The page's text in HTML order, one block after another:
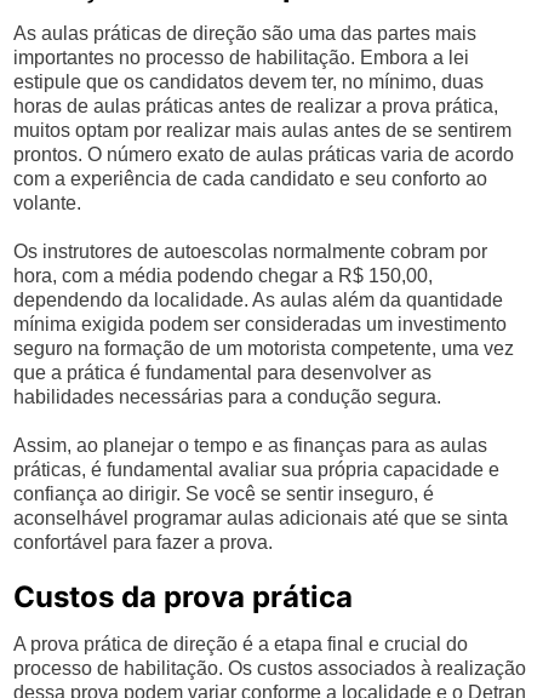
As aulas práticas de direção são uma das partes mais
importantes no processo de habilitação. Embora a lei
estipule que os candidatos devem ter, no mínimo, duas
horas de aulas práticas antes de realizar a prova prática,
muitos optam por realizar mais aulas antes de se sentirem
prontos. O número exato de aulas práticas varia de acordo
com a experiência de cada candidato e seu conforto ao
volante.
Os instrutores de autoescolas normalmente cobram por
hora, com a média podendo chegar a R$ 150,00,
dependendo da localidade. As aulas além da quantidade
mínima exigida podem ser consideradas um investimento
seguro na formação de um motorista competente, uma vez
que a prática é fundamental para desenvolver as
habilidades necessárias para a condução segura.
Assim, ao planejar o tempo e as finanças para as aulas
práticas, é fundamental avaliar sua própria capacidade e
confiança ao dirigir. Se você se sentir inseguro, é
aconselhável programar aulas adicionais até que se sinta
confortável para fazer a prova.
Custos da prova prática
A prova prática de direção é a etapa final e crucial do
processo de habilitação. Os custos associados à realização
dessa prova podem variar conforme a localidade e o Detran